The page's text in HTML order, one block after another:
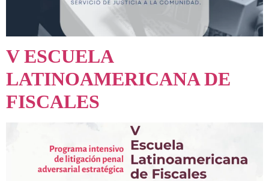
V ESCUELA
LATINOAMERICANA DE
FISCALES